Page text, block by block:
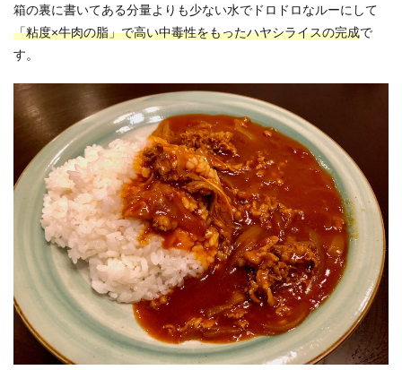
箱の裏に書いてある分量よりも少ない水でドロドロなルーにして
「粘度×牛肉の脂」で高い中毒性をもったハヤシライスの完成で
す。